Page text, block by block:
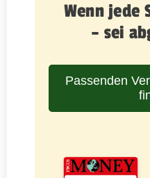
Wenn jede
– sei
Passenden